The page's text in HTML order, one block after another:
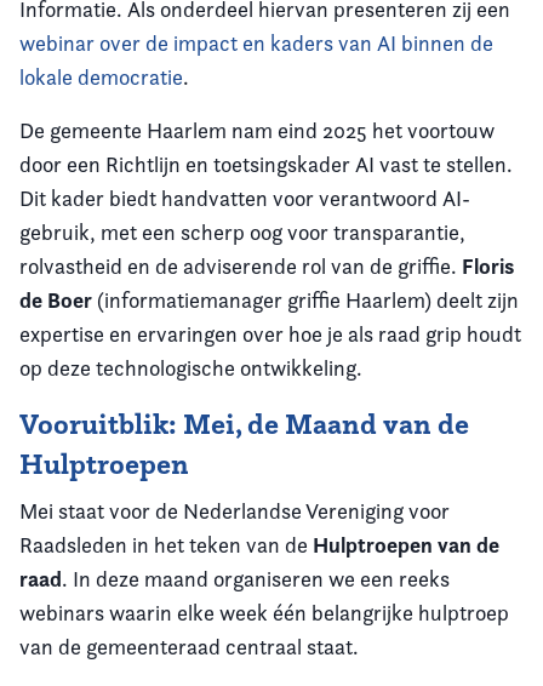
Informatie. Als onderdeel hiervan presenteren zij een
webinar over de impact en kaders van AI binnen de
lokale democratie.
De gemeente Haarlem nam eind 2025 het voortouw
door een Richtlijn en toetsingskader AI vast te stellen.
Dit kader biedt handvatten voor verantwoord AI-
gebruik, met een scherp oog voor transparantie,
rolvastheid en de adviserende rol van de griffie. Floris
de Boer (informatiemanager griffie Haarlem) deelt zijn
expertise en ervaringen over hoe je als raad grip houdt
op deze technologische ontwikkeling.
Vooruitblik: Mei, de Maand van de
Hulptroepen
Mei staat voor de Nederlandse Vereniging voor
Raadsleden in het teken van de Hulptroepen van de
raad. In deze maand organiseren we een reeks
webinars waarin elke week één belangrijke hulptroep
van de gemeenteraad centraal staat.